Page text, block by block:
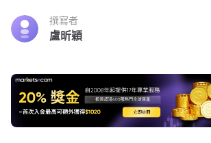
撰寫者
盧昕穎